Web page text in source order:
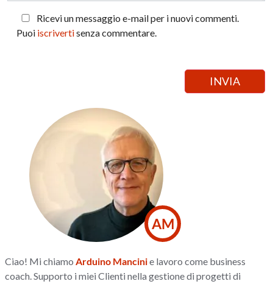
Ricevi un messaggio e-mail per i nuovi commenti.
Puoi iscrivertisenza commentare.
AM
Ciao! Mi chiamoArduino Mancinie lavoro come business
coach. Supporto i miei Clienti nella gestione di progetti di